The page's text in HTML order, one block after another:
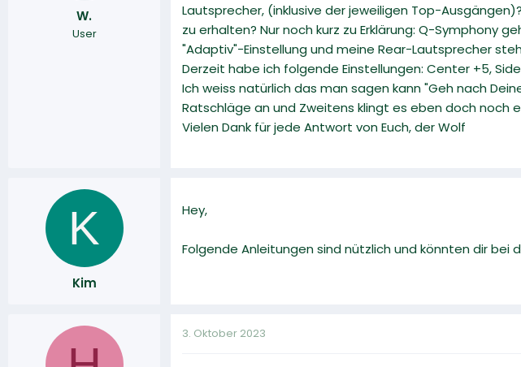
W.
User
Lautsprecher, (inklusive der jeweiligen Top-
zu erhalten? Nur noch kurz zu Erklärung: Q-Symphony
"Adaptiv"-Einstellung und meine Rear-Lautsprecher
Derzeit habe ich folgende Einstellungen: Center +5,
Ich weiss natürlich das man sagen kann "Geh nach
Ratschläge an und Zweitens klingt es eben doch noch
Vielen Dank für jede Antwort von Euch, der Wolf
K
Kim
Hey,
Folgende Anleitungen sind nützlich und könnten dir bei
3. Oktober 2023